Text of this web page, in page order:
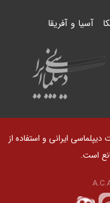
آسیا و آفریقا
ایرانی و استفاده از
است.